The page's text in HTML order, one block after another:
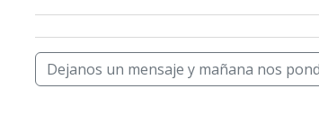
Dejanos un mensaje y mañana nos